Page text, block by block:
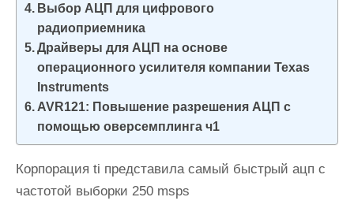
Выбор АЦП для цифрового
радиоприемника
Драйверы для АЦП на основе
операционного усилителя компании Texas
Instruments
AVR121: Повышение разрешения АЦП с
помощью оверсемплинга ч1
Корпорация ti представила самый быстрый ацп с
частотой выборки 250 msps